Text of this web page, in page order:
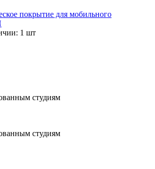
покрытие для мобильного
1 шт
студиям
студиям